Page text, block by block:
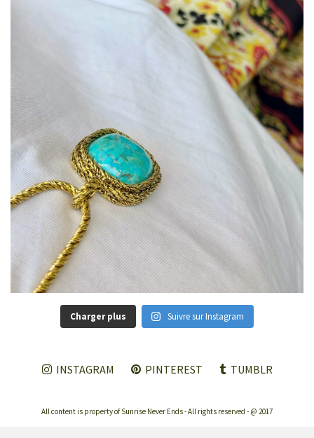
Charger plus Suivre sur Instagram
INSTAGRAM PINTEREST TUMBLR
All content is property of Sunrise Never Ends - All rights reserved - @ 2017